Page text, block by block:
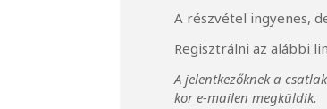
A részvétel ingyenes,
Regisztrálni az alábbi
A jelentkezőknek a
kor e-mailen megküldik.